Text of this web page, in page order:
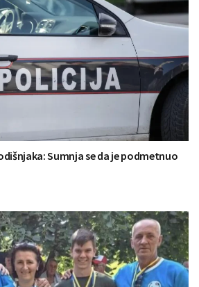
Sumnja se da je podmetnuo